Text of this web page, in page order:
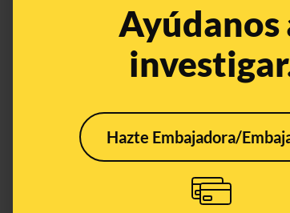
Ayúdanos
Hazte Embajadora/
en "sindicatos y
Nov 18, 2021, 12:57:14 PM
FALSO